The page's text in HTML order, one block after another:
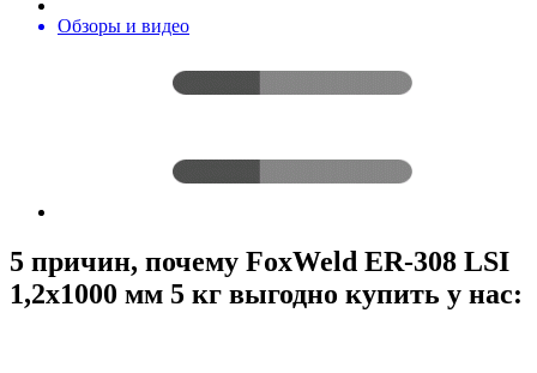
Обзоры и видео
5 причин, почему FoxWeld ER-308 LSI
1,2х1000 мм 5 кг выгодно купить у нас: